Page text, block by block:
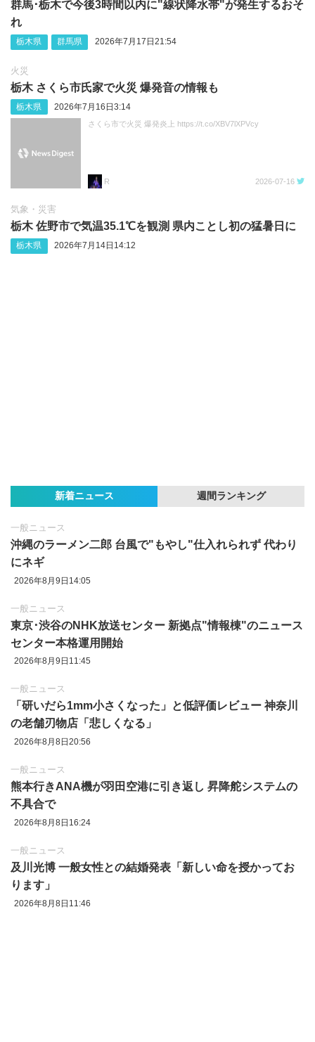
群馬･栃木で今後3時間以内に"線状降水帯"が発生するおそ
れ
栃木県 群馬県 2026年7月17日21:54
火災
栃木 さくら市氏家で火災 爆発音の情報も
栃木県 2026年7月16日3:14
さくら市で火災 爆発炎上 https://t.co/XBV7lXPVcy
R 2026-07-16
気象・災害
栃木 佐野市で気温35.1℃を観測 県内ことし初の猛暑日に
栃木県 2026年7月14日14:12
新着ニュース 週間ランキング
一般ニュース
沖縄のラーメン二郎 台風で"もやし"仕入れられず 代わり
にネギ
2026年8月9日14:05
一般ニュース
東京‪･‬渋谷のNHK放送センター 新拠点"情報棟"のニュース
センター本格運用開始
2026年8月9日11:45
一般ニュース
「研いだら1mm小さくなった」と低評価レビュー 神奈川
の老舗刃物店「悲しくなる」
2026年8月8日20:56
一般ニュース
熊本行きANA機が羽田空港に引き返し 昇降舵システムの
不具合で
2026年8月8日16:24
一般ニュース
及川光博 一般女性との結婚発表「新しい命を授かってお
ります」
2026年8月8日11:46